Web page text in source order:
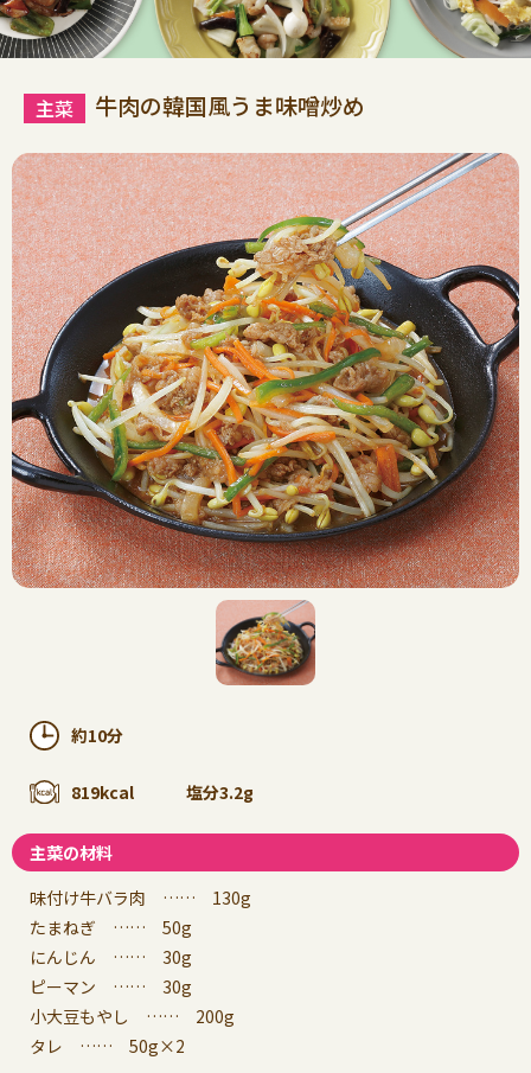
牛肉の韓国風うま味噌炒め
約10分
819kcal 塩分3.2g
主菜の材料
味付け牛バラ肉 …… 130g
たまねぎ …… 50g
にんじん …… 30g
ピーマン …… 30g
小大豆もやし …… 200g
タレ …… 50g×2